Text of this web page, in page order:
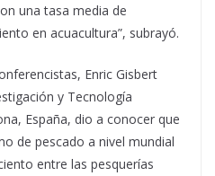
una tasa media de
en acuacultura”, subrayó.
Enric Gisbert
y Tecnología
España, dio a conocer que
de pescado a nivel mundial
entre las pesquerías